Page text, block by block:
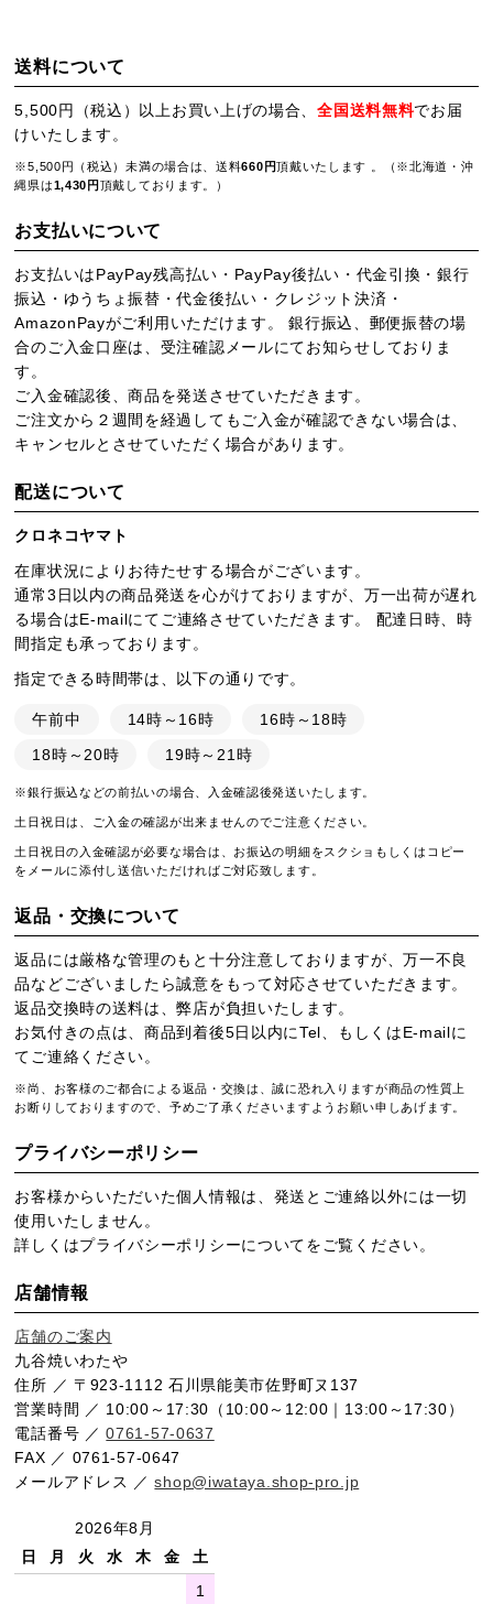
送料について
5,500円（税込）以上お買い上げの場合、全国送料無料でお届
けいたします。
※5,500円（税込）未満の場合は、送料660円頂戴いたします 。（※北海道・沖
縄県は1,430円 頂戴しております。）
お支払いについて
お支払いはPayPay残高払い・PayPay後払い・代金引換・銀行
振込・ゆうちょ振替・代金後払い・クレジット決済・
AmazonPayがご利用いただけます。 銀行振込、郵便振替の場
合のご入金口座は、受注確認メールにてお知らせしておりま
す。
ご入金確認後、商品を発送させていただきます。
ご注文から２週間を経過してもご入金が確認できない場合は、
キャンセルとさせていただく場合があります。
配送について
クロネコヤマト
在庫状況によりお待たせする場合がございます。
通常3日以内の商品発送を心がけておりますが、万一出荷が遅れ
る場合はE-mailにてご連絡させていただきます。 配達日時、時
間指定も承っております。
指定できる時間帯は、以下の通りです。
午前中 14時～16時
16時～18時
18時～20時
19時～21時
※銀行振込などの前払いの場合、入金確認後発送いたします。
土日祝日は、ご入金の確認が出来ませんのでご注意ください。
土日祝日の入金確認が必要な場合は、お振込の明細をスクショもしくはコピー
をメールに添付し送信いただければご対応致します。
返品・交換について
返品には厳格な管理のもと十分注意しておりますが、万一不良
品などございましたら誠意をもって対応させていただきます。
返品交換時の送料は、弊店が負担いたします。
お気付きの点は、商品到着後5日以内にTel、もしくはE-mailに
てご連絡ください。
※尚、お客様のご都合による返品・交換は、誠に恐れ入りますが商品の性質上
お断りしておりますので、予めご了承くださいますようお願い申しあげます。
プライバシーポリシー
お客様からいただいた個人情報は、発送とご連絡以外には一切
使用いたしません。
詳しくはプライバシーポリシーについてをご覧ください。
店舗情報
店舗のご案内
九谷焼いわたや
住所 ／ 〒923-1112 石川県能美市佐野町ヌ137
営業時間 ／ 10:00～17:30（10:00～12:00｜13:00～17:30）
電話番号 ／0761-57-0637
FAX ／ 0761-57-0647
メールアドレス ／shop@iwataya.shop-pro.jp
2026年8月
日
月 火 水 木 金
土
1